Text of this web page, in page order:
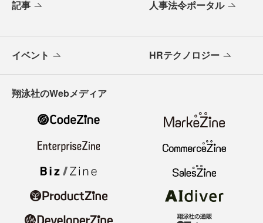
記事 人事法令ポータル
イベント HRテクノロジー
翔泳社のWebメディア